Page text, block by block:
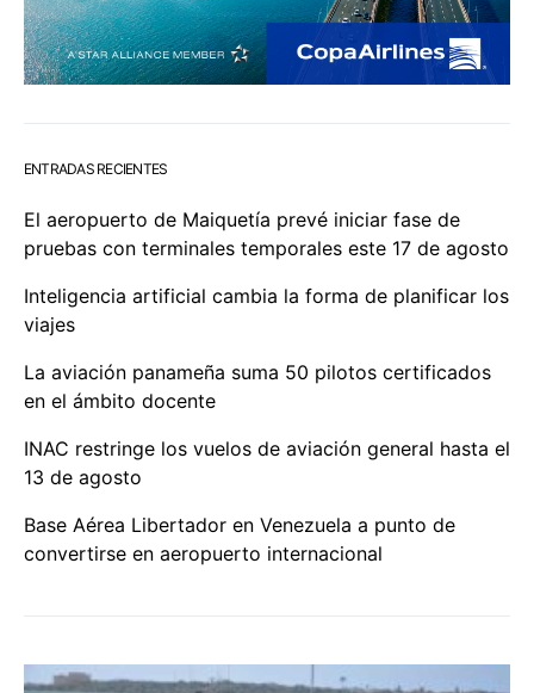
ENTRADAS RECIENTES
El aeropuerto de Maiquetía prevé iniciar fase de
pruebas con terminales temporales este 17 de agosto
Inteligencia artificial cambia la forma de planificar los
viajes
La aviación panameña suma 50 pilotos certificados
en el ámbito docente
INAC restringe los vuelos de aviación general hasta el
13 de agosto
Base Aérea Libertador en Venezuela a punto de
convertirse en aeropuerto internacional